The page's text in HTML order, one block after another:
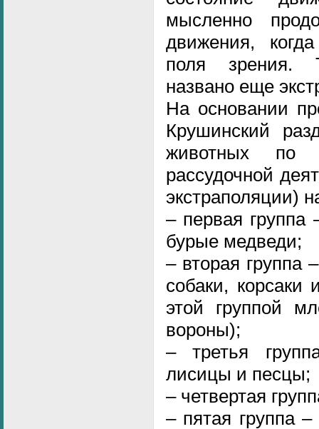
мысленно
движения,
поля зрения.
названо еще
На основании
Крушинский
животных по
рассудочной
экстраполяции)
– первая
бурые медведи;
– вторая группа
собаки, корсаки
этой группой
вороны);
– третья
лисицы и песцы;
– четвертая
– пятая группа